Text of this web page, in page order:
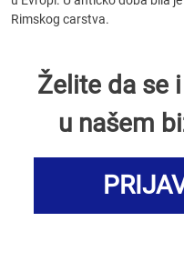
Rimskog carstva.
Želite da se
u našem